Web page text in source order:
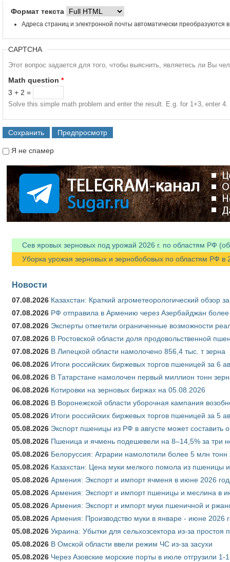
Формат текста
Адреса страниц и электронной почты автоматически преобразуются
CAPTCHA
Этот вопрос задается для того, чтобы выяснить, являетесь ли Вы
Math question *
3 + 2 =
Solve this simple math problem and enter the result. E.g. for 1+3, enter 4.
Я не спамер
Сев яровых зерновых под урожай 2026 г. по областям РФ
Уборка урожая зерновых и зернобобовых по областям РФ в
Новости
07.08.2026 Казахстан: Краткий агрометеорологический обзор
07.08.2026 РФ отправила в Армению через Азербайджан более
07.08.2026 Эксперты отметили ограниченные возможности
07.08.2026 В Ростовской области доля продовольственной
07.08.2026 В Липецкой области намолочено 856,4 тыс. т зерна
06.08.2026 Итоги российских биржевых торгов пшеницей за 6
06.08.2026 В Татарстане намолочен первый миллион тонн
06.08.2026 Котировки на зерновых биржах на 05.08.2026
06.08.2026 В Воронежской области уборочная кампания
05.08.2026 Итоги российских биржевых торгов пшеницей за 5
05.08.2026 Экспорт пшеницы из РФ в августе может составить
05.08.2026 Пшеница и ячмень подешевели на 8–14,5% за три
05.08.2026 Белоруссия: Аграрии намолотили более 5 млн тонн
05.08.2026 Казахстан: Цена муки мелкого помола из пшеницы
05.08.2026 Армения: Экспорт и импорт ячменя в июне 2026
05.08.2026 Армения: Экспорт и импорт пшеницы и меслина в
05.08.2026 Армения: Экспорт и импорт муки пшеничной и
05.08.2026 Армения: Производство муки в январе - июне 2026
05.08.2026 Украина: Убытки для сельхозсектора из-за простоя
05.08.2026 В Омской области ввели режим ЧС из-за засухи
05.08.2026 Через Азовские морские порты в июле отгрузили